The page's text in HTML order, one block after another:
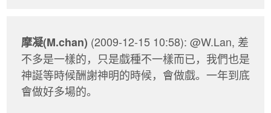
摩凝(M.chan) (2009-12-15 10:58): @W.Lan, 差
不多是一樣的，只是戲種不一樣而已，我們也是
神誕等時候酬謝神明的時候，會做戲。一年到底
會做好多場的。